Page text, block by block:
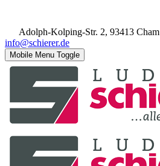
Adolph-Kolping-Str. 2, 93413 Cham
info@schierer.de
Mobile Menu Toggle